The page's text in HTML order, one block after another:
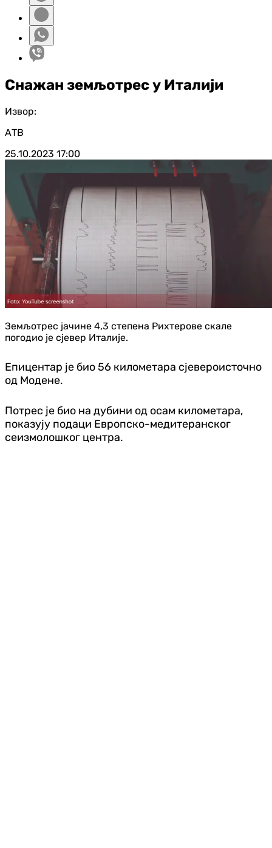
Снажан земљотрес у Италији
Извор:
АТВ
25.10.2023 17:00
Земљотрес јачине 4,3 степена Рихтерове скале
погодио је сјевер Италије.
Епицентар је био 56 километара сјевероисточно
од Модене.
Потрес је био на дубини од осам километара,
показују подаци Европско-медитеранског
сеизмолошког центра.